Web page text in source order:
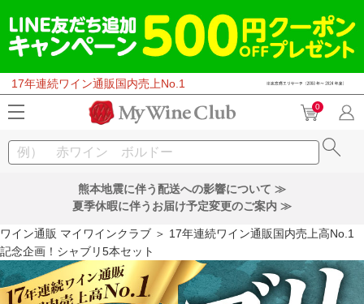
17年連続ワイン通販国内売上No.1
0
熊本地震に伴う配送への影響について ≫
夏季休暇に伴うお届け予定変更のご案内 ≫
ワイン通販 マイワインクラブ ＞ 17年連続ワイン通販国内売上高No.1
記念企画！シャブリ5本セット